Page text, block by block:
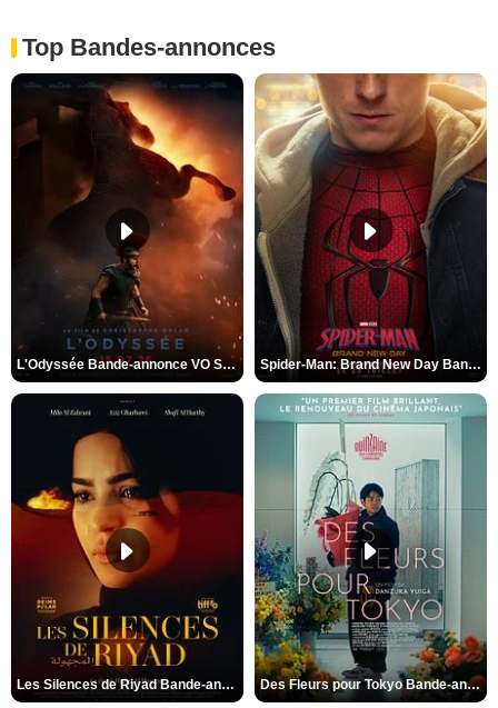
Top Bandes-annonces
L'Odyssée Bande-annonce VO STFR Spider-Man: Brand New Day Bande-annonce VO STFR
Les Silences de Riyad Bande-annonce VO STFR Des Fleurs pour Tokyo Bande-annonce VO STFR